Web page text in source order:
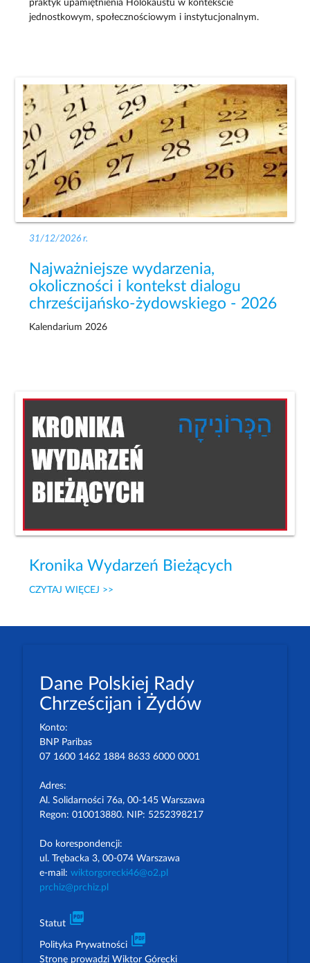
praktyk upamiętnienia Holokaustu w kontekście
jednostkowym, społecznościowym i instytucjonalnym.
31/12/2026 r.
Najważniejsze wydarzenia,
okoliczności i kontekst dialogu
chrześcijańsko-żydowskiego - 2026
Kalendarium 2026
Kronika Wydarzeń Bieżących
CZYTAJ WIĘCEJ >>
Dane Polskiej Rady
Chrześcijan i Żydów
Konto:
BNP Paribas
07 1600 1462 1884 8633 6000 0001
Adres:
Al. Solidarności 76a, 00-145 Warszawa
Regon: 010013880. NIP: 5252398217
Do korespondencji:
ul. Trębacka 3, 00-074 Warszawa
e-mail: wiktorgorecki46@o2.pl
prchiz@prchiz.pl
Statut picture_as_pdf
Polityka Prywatności picture_as_pdf
Stronę prowadzi Wiktor Górecki